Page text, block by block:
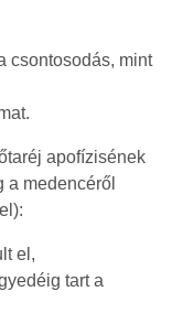
csontosodás, mint
apofízisének
a medencéről
el,
tart a